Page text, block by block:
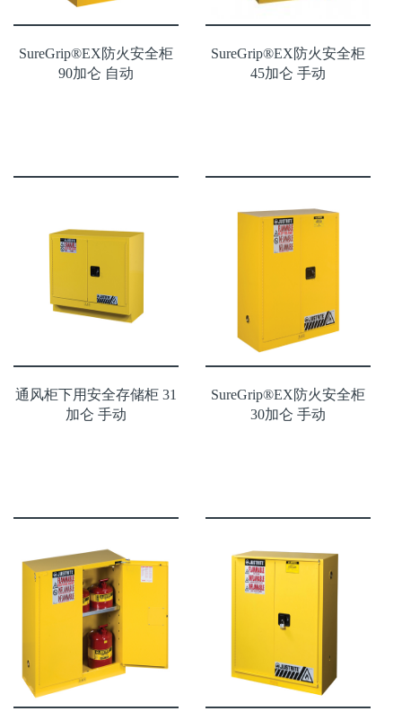
SureGrip®EX防火安全柜
90加仑 自动
SureGrip®EX防火安全柜
45加仑 手动
通风柜下用安全存储柜 31
加仑 手动
SureGrip®EX防火安全柜
30加仑 手动